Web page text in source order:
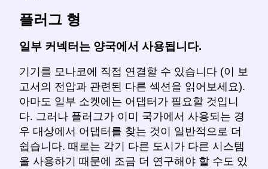
플러그 형
일부 커넥터는 양국에서 사용됩니다.
기기를 모나코에 직접 연결할 수 있습니다 (이 보
고서의 전압과 관련된 다른 섹션을 읽어보세요).
아마도 일부 소켓에는 어댑터가 필요할 것입니
다. 그러나 플러그가 이미 국가에서 사용되는 경
우 대상에서 어댑터를 찾는 것이 일반적으로 더
쉽습니다. 때로는 각기 다른 도시가 다른 시스템
을 사용하기 때문에 조금 더 연구해야 할 수도 있